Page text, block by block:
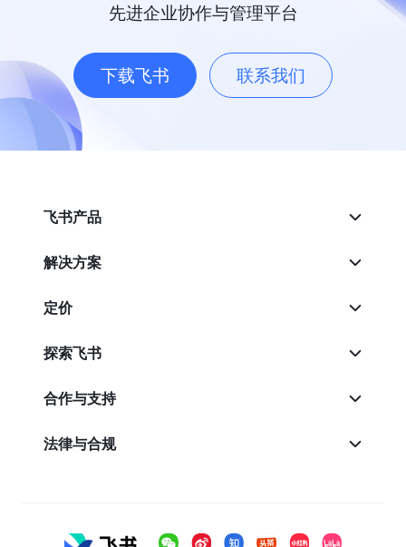
先进企业协作与管理平台
下载飞书 联系我们
飞书产品
解决方案
定价
探索飞书
合作与支持
法律与合规